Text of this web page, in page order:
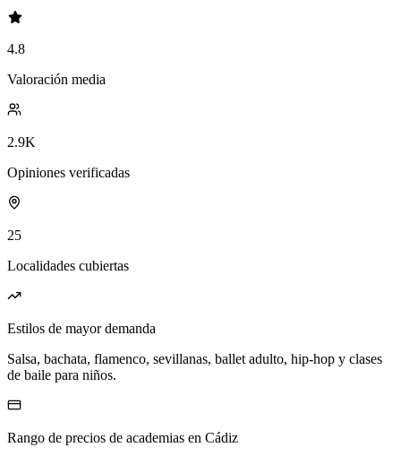
4.8
Valoración media
2.9K
Opiniones verificadas
25
Localidades cubiertas
Estilos de mayor demanda
Salsa, bachata, flamenco, sevillanas, ballet adulto, hip-hop y clases
de baile para niños.
Rango de precios de academias en Cádiz